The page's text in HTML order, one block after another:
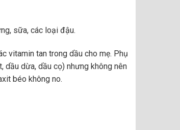
sữa, các loại đậu.
vitamin tan trong dầu cho mẹ. Phụ
dừa, dầu cọ) nhưng không nên
béo không no.